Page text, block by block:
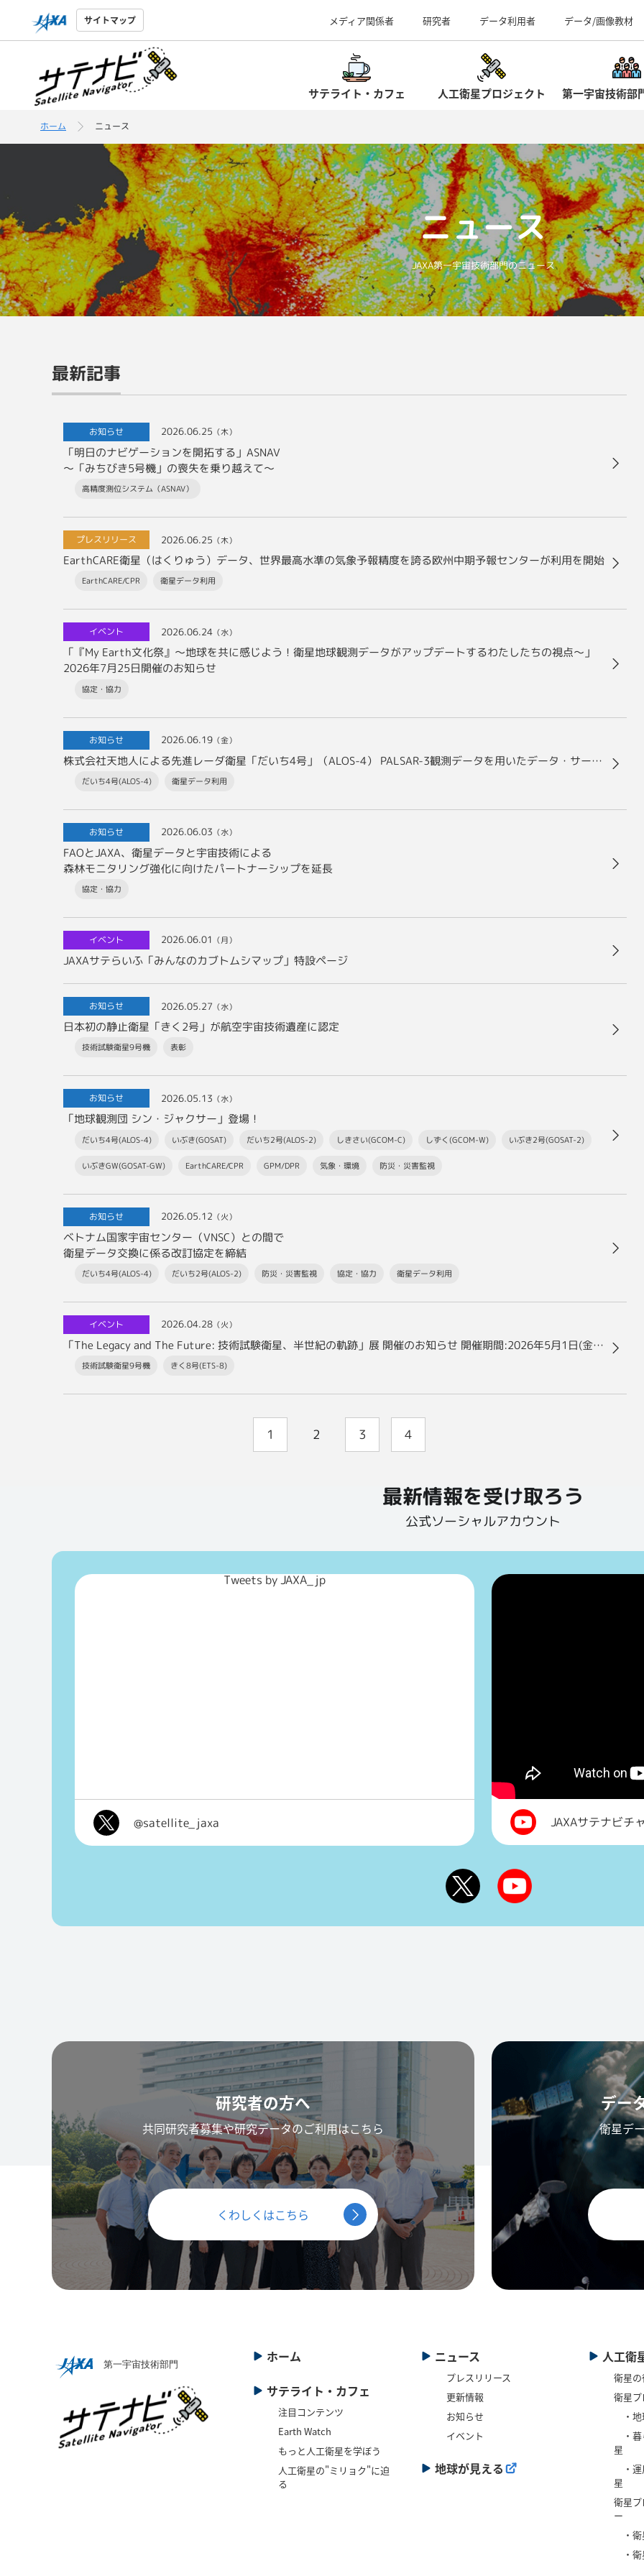
サイトマップ メディア関係者 研究者 データ利用者 データ/画像教材
サテライト・カフェ 人工衛星プロジェクト 第一宇宙技術部
ホーム ニュース
ニュース
JAXA第一宇宙技術部門のニュース
最新記事
お知らせ 2026.06.25 （木）
「明日のナビゲーションを開拓する」ASNAV
～「みちびき5号機」の喪失を乗り越えて～
高精度測位システム（ASNAV）
プレスリリース 2026.06.25 （木）
EarthCARE衛星（はくりゅう）データ、世界最高水準の気象予報精度を誇る欧州中期予報センターが利用を開始
EarthCARE/CPR 衛星データ利用
イベント 2026.06.24 （水）
「『My Earth文化祭』～地球を共に感じよう！衛星地球観測データがアップデートするわたしたちの視点～」
2026年7月25日開催のお知らせ
協定・協力
お知らせ 2026.06.19 （金）
株式会社天地人による先進レーダ衛星「だいち4号」（ALOS-4） PALSAR-3観測データを用いたデータ・サービス事業の開始について
だいち4号(ALOS-4) 衛星データ利用
お知らせ 2026.06.03 （水）
FAOとJAXA、衛星データと宇宙技術による
森林モニタリング強化に向けたパートナーシップを延長
協定・協力
イベント 2026.06.01 （月）
JAXAサテらいふ「みんなのカブトムシマップ」特設ページ
お知らせ 2026.05.27 （水）
日本初の静止衛星「きく2号」が航空宇宙技術遺産に認定
技術試験衛星9号機 表彰
お知らせ 2026.05.13 （水）
「地球観測団 シン・ジャクサー」登場！
だいち4号(ALOS-4) いぶき(GOSAT) だいち2号(ALOS-2) しきさい(GCOM-C) しずく(GCOM-W) いぶき2号(GOSAT-2)
いぶきGW(GOSAT-GW) EarthCARE/CPR GPM/DPR 気象・環境 防災・災害監視
お知らせ 2026.05.12 （火）
ベトナム国家宇宙センター（VNSC）との間で
衛星データ交換に係る改訂協定を締結
だいち4号(ALOS-4) だいち2号(ALOS-2) 防災・災害監視 協定・協力 衛星データ利用
イベント 2026.04.28 （火）
「The Legacy and The Future: 技術試験衛星、半世紀の軌跡」展 開催のお知らせ 開催期間:2026年5月1日(金)～6月12日(金)まで
技術試験衛星9号機 きく8号(ETS-8)
1 2 3 4
最新情報を受け取ろう
公式ソーシャルアカウント
Tweets by JAXA_jp
@satellite_jaxa JAXAサテナビチ
研究者の方へ
共同研究者募集や研究データのご利用はこちら
くわしくはこちら
デー
衛星デ
ホーム
サテライト・カフェ
注目コンテンツ
Earth Watch
もっと人工衛星を学ぼう
人工衛星の"ミリョク"に迫
る
ニュース
プレスリリース
更新情報
お知らせ
イベント
地球が見える
人工衛
衛星
衛星
・地
・暮
星
・運
星
衛星
ー
・衛
・衛